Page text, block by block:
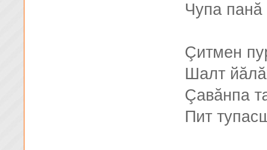
Чупа панă
Çитмен
Шалт
Çавăнпа
Пит